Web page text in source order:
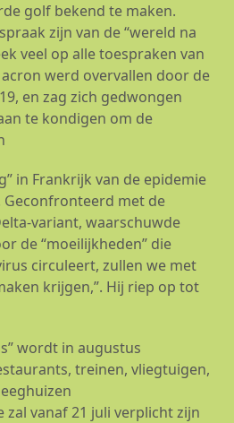
golf bekend te maken.
zijn van de “wereld na
veel op alle toespraken van
werd overvallen door de
en zag zich gedwongen
te kondigen om de
in Frankrijk van de epidemie
met de
variant, waarschuwde
de “moeilijkheden” die
circuleert, zullen we met
krijgen,”. Hij riep op tot
wordt in augustus
treinen, vliegtuigen,
zal vanaf 21 juli verplicht zijn